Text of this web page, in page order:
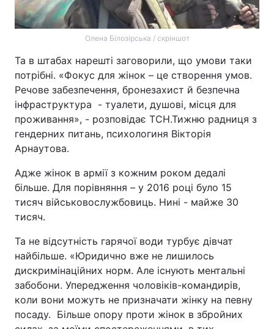
Олена Білозірська / скріншот
Та в штабах нарешті заговорили, що умови таки
потрібні. «Фокус для жінок – це створення умов.
Речове забезпечення, бронезахист й безпечна
інфраструктура - туалети, душові, місця для
проживання», - розповідає ТСН.Тижню радниця з
гендерних питань, психологиня Вікторія
Арнаутова.
Адже жінок в армії з кожним роком дедалі
більше. Для порівняння – у 2016 році було 15
тисяч військовослужбовиць. Нині - майже 30
тисяч.
Та не відсутність гарячої води турбує дівчат
найбільше. «Юридично вже не лишилось
дискримінаційних норм. Але існують ментальні
забобони. Упередження чоловіків-командирів,
коли вони можуть не призначати жінку на певну
посаду. Більше опору проти жінок в збройних